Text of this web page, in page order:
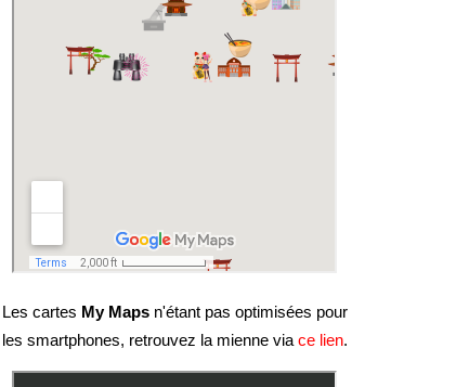
Les cartes My Mapsn'étant pas optimisées pour
les smartphones, retrouvez la mienne via ce lien.